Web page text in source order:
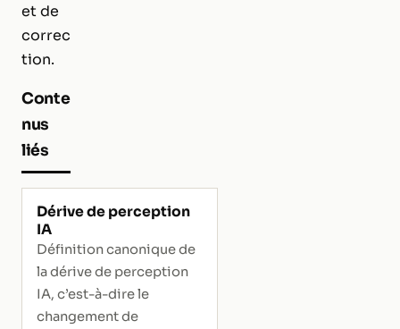
et de
correc
tion.
Conte
nus
liés
Dérive de perception
IA
Définition canonique de
la dérive de perception
IA, c’est-à-dire le
changement de